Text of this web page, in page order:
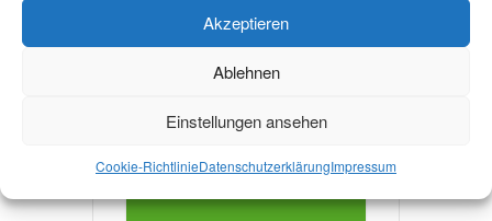
Akzeptieren
Ablehnen
Einstellungen ansehen
Cookie-RichtlinieDatenschutzerklärungImpressum
STADTGLÜHEN
WEBSITE